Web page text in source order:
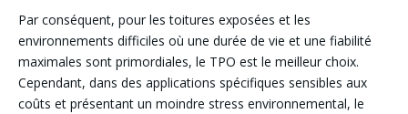
Par conséquent, pour les toitures exposées et les
environnements difficiles où une durée de vie et une fiabilité
maximales sont primordiales, le TPO est le meilleur choix.
Cependant, dans des applications spécifiques sensibles aux
coûts et présentant un moindre stress environnemental, le